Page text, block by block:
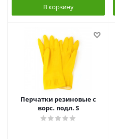
В корзину
Перчатки резиновые с
ворс. подл. S